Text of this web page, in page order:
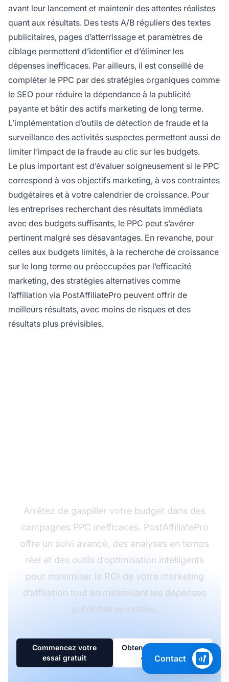
avant leur lancement et maintenir des attentes réalistes
quant aux résultats. Des tests A/B réguliers des textes
publicitaires, pages d’atterrissage et paramètres de
ciblage permettent d’identifier et d’éliminer les
dépenses inefficaces. Par ailleurs, il est conseillé de
compléter le PPC par des stratégies organiques comme
le SEO pour réduire la dépendance à la publicité
payante et bâtir des actifs marketing de long terme.
L’implémentation d’outils de détection de fraude et la
surveillance des activités suspectes permettent aussi de
limiter l’impact de la fraude au clic sur les budgets.
Le plus important est d’évaluer soigneusement si le PPC
correspond à vos objectifs marketing, à vos contraintes
budgétaires et à votre calendrier de croissance. Pour
les entreprises recherchant des résultats immédiats
avec des budgets suffisants, le PPC peut s’avérer
pertinent malgré ses désavantages. En revanche, pour
celles aux budgets limités, à la recherche de croissance
sur le long terme ou préoccupées par l’efficacité
marketing, des stratégies alternatives comme
l’affiliation via PostAffiliatePro peuvent offrir de
meilleurs résultats, avec moins de risques et des
résultats plus prévisibles.
Arrêtez de gaspiller votre budget dans des
campagnes PPC inefficaces. PostAffiliatePro
offre un suivi avancé, des analyses en temps
réel et des outils d’optimisation intelligents
pour maximiser le ROI de votre marketing
d’affiliation tout en minimisant les dépenses
publicitaires inutiles.
Commencez votre
essai gratuit
Obtenez un conseil
d'expert
Contact